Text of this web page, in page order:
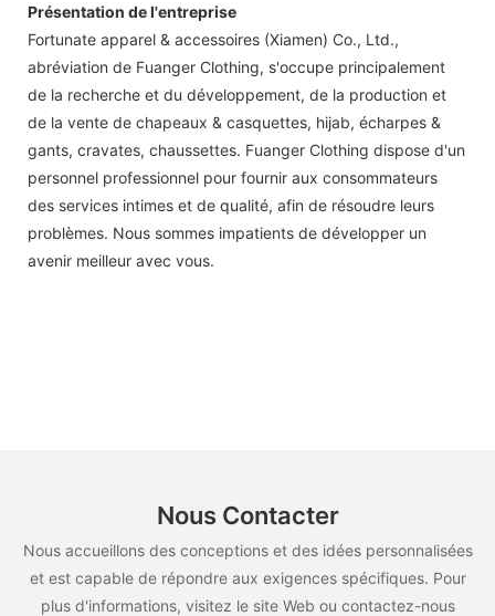
Présentation de l'entreprise
Fortunate apparel & accessoires (Xiamen) Co., Ltd.,
abréviation de Fuanger Clothing, s'occupe principalement
de la recherche et du développement, de la production et
de la vente de chapeaux & casquettes, hijab, écharpes &
gants, cravates, chaussettes. Fuanger Clothing dispose d'un
personnel professionnel pour fournir aux consommateurs
des services intimes et de qualité, afin de résoudre leurs
problèmes. Nous sommes impatients de développer un
avenir meilleur avec vous.
Nous Contacter
Nous accueillons des conceptions et des idées personnalisées
et est capable de répondre aux exigences spécifiques. Pour
plus d'informations, visitez le site Web ou contactez-nous